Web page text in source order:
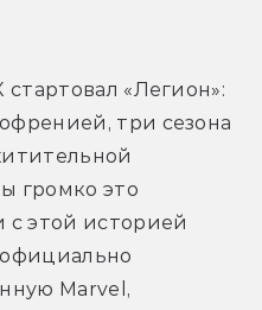
стартовал «Легион»:
три сезона
громко это
с этой историей
официально
Marvel,